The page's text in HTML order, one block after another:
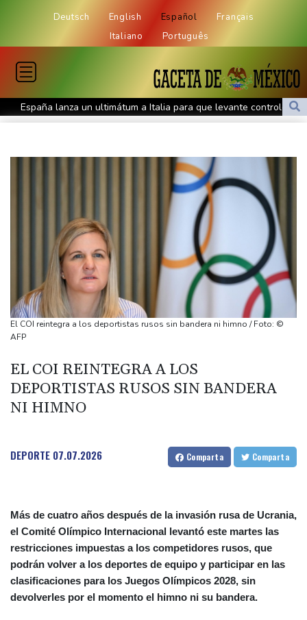
Deutsch English Español
Français
Italiano
Português
España lanza un ultimátum a Italia para que levante controles
fronterizos
Muere el productor William Orbit, que colaboró con Madonna en
Los rebeldes hutíes continúan su ofensiva en Yemen con
ataques en una región petrolera
La OMS propone probar en RDC una vacuna ya existente contra
otra cepa del ébola
Arabia Saudita, Pakistán y Turquía firman un pacto de defensa
en medio de la tensión con Irán
México y Perú restablecen sus relaciones diplomáticas tras una
EEUU pierde empleos, un golpe a las afirmaciones de Trump
sobre la economía
España amenaza a Italia con "medidas" si no pone fin a los
Notre-Dame, Campos Elíseos y víctimas de abusos: la agenda del
El COI reintegra a los deportistas rusos sin bandera ni himno / Foto: ©
AFP
EL COI REINTEGRA A LOS
DEPORTISTAS RUSOS SIN BANDERA
NI HIMNO
DEPORTE 07.07.2026 Comparta Comparta
Más de cuatro años después de la invasión rusa de Ucrania,
el Comité Olímpico Internacional levantó este martes las
restricciones impuestas a los competidores rusos, que
podrán volver a los deportes de equipo y participar en las
clasificaciones para los Juegos Olímpicos 2028, sin
devolverles por el momento el himno ni su bandera.